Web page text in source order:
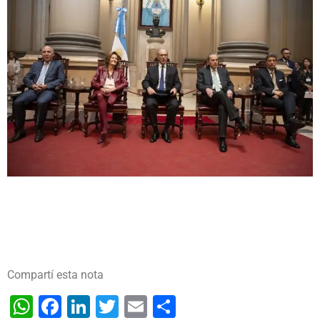
Compartí esta nota
WhatsApp
Facebook
LinkedIn
Twitter
Email